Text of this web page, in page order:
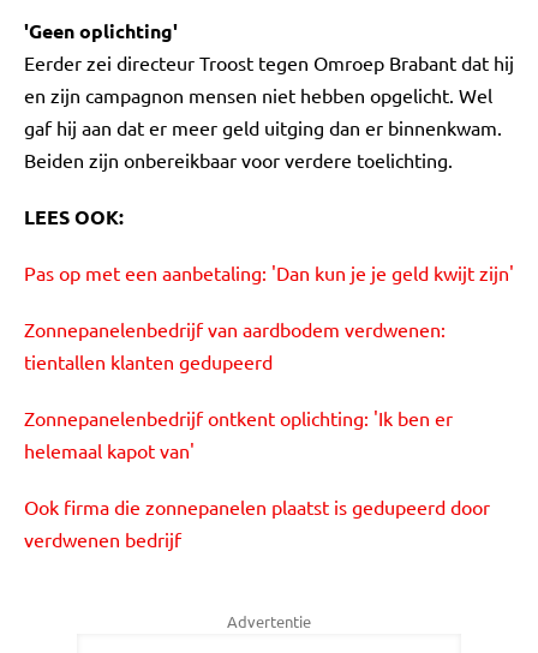
'Geen oplichting'
Eerder zei directeur Troost tegen Omroep Brabant dat hij
en zijn campagnon mensen niet hebben opgelicht. Wel
gaf hij aan dat er meer geld uitging dan er binnenkwam.
Beiden zijn onbereikbaar voor verdere toelichting.
LEES OOK:
Pas op met een aanbetaling: 'Dan kun je je geld kwijt zijn'
Zonnepanelenbedrijf van aardbodem verdwenen:
tientallen klanten gedupeerd
Zonnepanelenbedrijf ontkent oplichting: 'Ik ben er
helemaal kapot van'
Ook firma die zonnepanelen plaatst is gedupeerd door
verdwenen bedrijf
Advertentie